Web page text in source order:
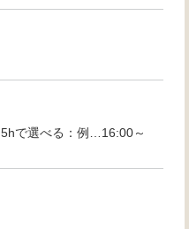
で選べる：例…16:00～